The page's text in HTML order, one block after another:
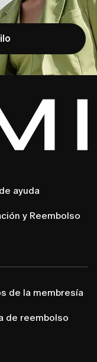
ayuda
y Reembolso
de la membresía
de reembolso